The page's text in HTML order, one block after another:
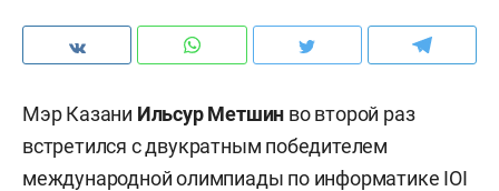
Мэр Казани Ильсур Метшин во второй раз
встретился с двукратным победителем
международной олимпиады по информатике IOI